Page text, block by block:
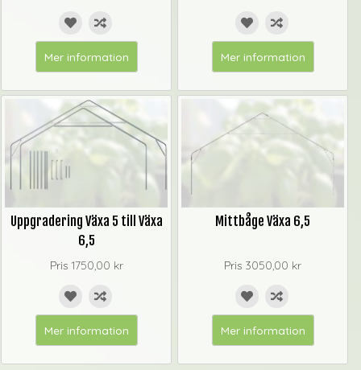
Mer information Mer information
Uppgradering Växa 5 till Växa
6,5
Pris 1750,00 kr
Mer information
Mittbåge Växa 6,5
Pris 3050,00 kr
Mer information